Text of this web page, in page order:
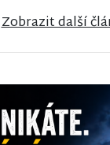
Zobrazit další